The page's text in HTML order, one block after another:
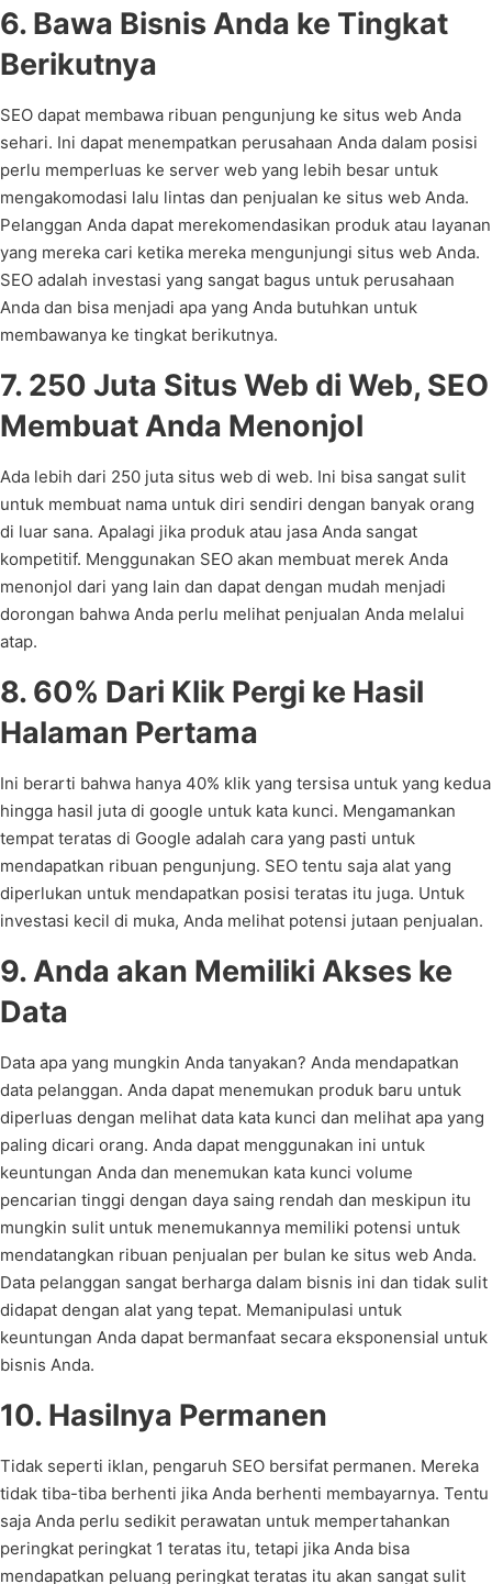
6. Bawa Bisnis Anda ke Tingkat
Berikutnya
SEO dapat membawa ribuan pengunjung ke situs web Anda
sehari. Ini dapat menempatkan perusahaan Anda dalam posisi
perlu memperluas ke server web yang lebih besar untuk
mengakomodasi lalu lintas dan penjualan ke situs web Anda.
Pelanggan Anda dapat merekomendasikan produk atau layanan
yang mereka cari ketika mereka mengunjungi situs web Anda.
SEO adalah investasi yang sangat bagus untuk perusahaan
Anda dan bisa menjadi apa yang Anda butuhkan untuk
membawanya ke tingkat berikutnya.
7. 250 Juta Situs Web di Web, SEO
Membuat Anda Menonjol
Ada lebih dari 250 juta situs web di web. Ini bisa sangat sulit
untuk membuat nama untuk diri sendiri dengan banyak orang
di luar sana. Apalagi jika produk atau jasa Anda sangat
kompetitif. Menggunakan SEO akan membuat merek Anda
menonjol dari yang lain dan dapat dengan mudah menjadi
dorongan bahwa Anda perlu melihat penjualan Anda melalui
atap.
8. 60% Dari Klik Pergi ke Hasil
Halaman Pertama
Ini berarti bahwa hanya 40% klik yang tersisa untuk yang kedua
hingga hasil juta di google untuk kata kunci. Mengamankan
tempat teratas di Google adalah cara yang pasti untuk
mendapatkan ribuan pengunjung. SEO tentu saja alat yang
diperlukan untuk mendapatkan posisi teratas itu juga. Untuk
investasi kecil di muka, Anda melihat potensi jutaan penjualan.
9. Anda akan Memiliki Akses ke
Data
Data apa yang mungkin Anda tanyakan? Anda mendapatkan
data pelanggan. Anda dapat menemukan produk baru untuk
diperluas dengan melihat data kata kunci dan melihat apa yang
paling dicari orang. Anda dapat menggunakan ini untuk
keuntungan Anda dan menemukan kata kunci volume
pencarian tinggi dengan daya saing rendah dan meskipun itu
mungkin sulit untuk menemukannya memiliki potensi untuk
mendatangkan ribuan penjualan per bulan ke situs web Anda.
Data pelanggan sangat berharga dalam bisnis ini dan tidak sulit
didapat dengan alat yang tepat. Memanipulasi untuk
keuntungan Anda dapat bermanfaat secara eksponensial untuk
bisnis Anda.
10. Hasilnya Permanen
Tidak seperti iklan, pengaruh SEO bersifat permanen. Mereka
tidak tiba-tiba berhenti jika Anda berhenti membayarnya. Tentu
saja Anda perlu sedikit perawatan untuk mempertahankan
peringkat peringkat 1 teratas itu, tetapi jika Anda bisa
mendapatkan peluang peringkat teratas itu akan sangat sulit